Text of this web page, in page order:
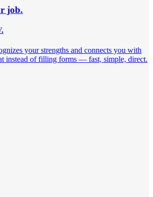
job.
your strengths and connects you with
instead of filling forms — fast, simple, direct.